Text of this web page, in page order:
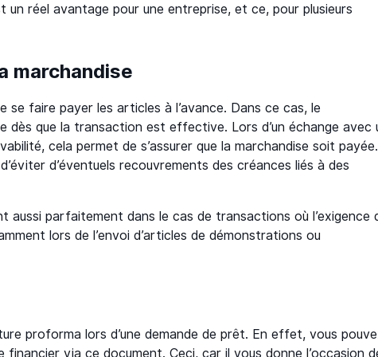
un réel avantage pour une entreprise, et ce, pour plusieurs
marchandise
se faire payer les articles à l’avance. Dans ce cas, le
dès que la transaction est effective. Lors d’un échange avec
cela permet de s’assurer que la marchandise soit payée.
d’éventuels recouvrements des créances liés à des
parfaitement dans le cas de transactions où l’exigence
lors de l’envoi d’articles de démonstrations ou
proforma lors d’une demande de prêt. En effet, vous
financier via ce document. Ceci, car il vous donne l’occasion